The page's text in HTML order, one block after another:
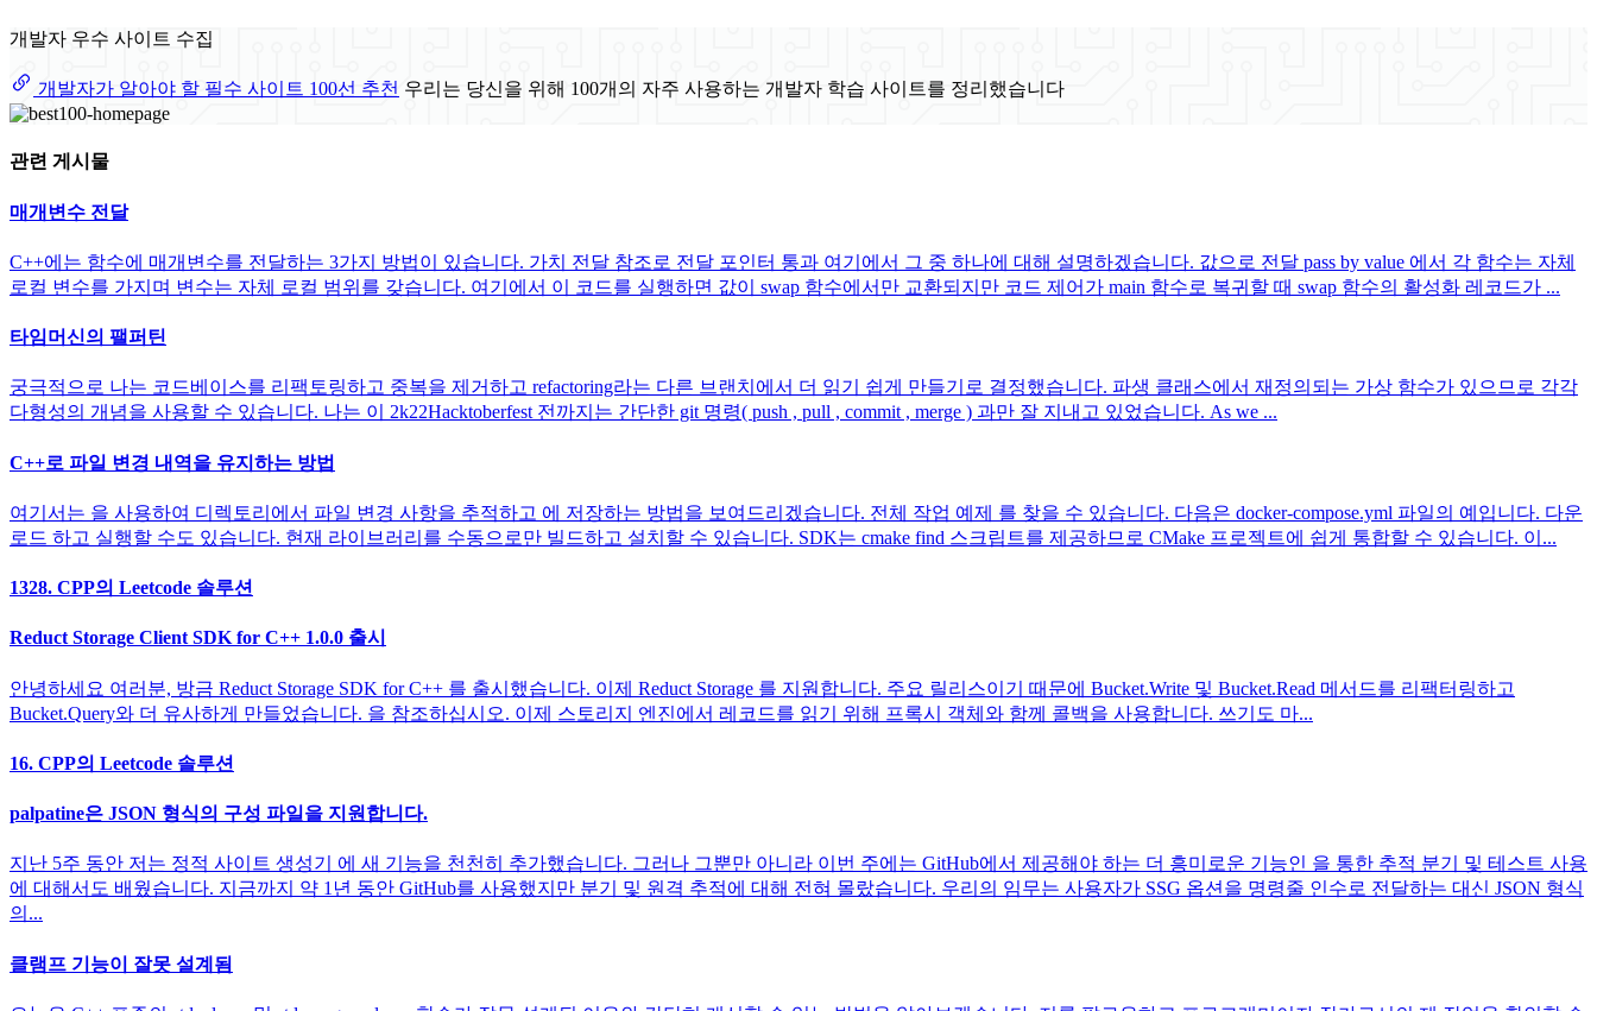
개발자 우수 사이트 수집
개발자가 알아야 할 필수 사이트 100선 추천 우리는 당신을 위해 100개의 자주 사용하는 개발자 학습 사이트를 정리했습니다
관련 게시물
매개변수 전달
C++에는 함수에 매개변수를 전달하는 3가지 방법이 있습니다. 가치 전달 참조로 전달 포인터 통과 여기에서 그 중 하나에 대해 설명하겠습니다. 값으로 전달 pass by value 에서 각 함수는 자체
로컬 변수를 가지며 변수는 자체 로컬 범위를 갖습니다. 여기에서 이 코드를 실행하면 값이 swap 함수에서만 교환되지만 코드 제어가 main 함수로 복귀할 때 swap 함수의 활성화 레코드가 ...
타임머신의 팰퍼틴
궁극적으로 나는 코드베이스를 리팩토링하고 중복을 제거하고 refactoring라는 다른 브랜치에서 더 읽기 쉽게 만들기로 결정했습니다. 파생 클래스에서 재정의되는 가상 함수가 있으므로 각각
다형성의 개념을 사용할 수 있습니다. 나는 이 2k22Hacktoberfest 전까지는 간단한 git 명령( push , pull , commit , merge ) 과만 잘 지내고 있었습니다. As we ...
C++로 파일 변경 내역을 유지하는 방법
여기서는 을 사용하여 디렉토리에서 파일 변경 사항을 추적하고 에 저장하는 방법을 보여드리겠습니다. 전체 작업 예제 를 찾을 수 있습니다. 다음은 docker-compose.yml 파일의 예입니다. 다운
로드 하고 실행할 수도 있습니다. 현재 라이브러리를 수동으로만 빌드하고 설치할 수 있습니다. SDK는 cmake find 스크립트를 제공하므로 CMake 프로젝트에 쉽게 통합할 수 있습니다. 이...
1328. CPP의 Leetcode 솔루션
Reduct Storage Client SDK for C++ 1.0.0 출시
안녕하세요 여러분, 방금 Reduct Storage SDK for C++ 를 출시했습니다. 이제 Reduct Storage 를 지원합니다. 주요 릴리스이기 때문에 Bucket.Write 및 Bucket.Read 메서드를 리팩터링하고
Bucket.Query와 더 유사하게 만들었습니다. 을 참조하십시오. 이제 스토리지 엔진에서 레코드를 읽기 위해 프록시 객체와 함께 콜백을 사용합니다. 쓰기도 마...
16. CPP의 Leetcode 솔루션
palpatine은 JSON 형식의 구성 파일을 지원합니다.
지난 5주 동안 저는 정적 사이트 생성기 에 새 기능을 천천히 추가했습니다. 그러나 그뿐만 아니라 이번 주에는 GitHub에서 제공해야 하는 더 흥미로운 기능인 을 통한 추적 분기 및 테스트 사용
에 대해서도 배웠습니다. 지금까지 약 1년 동안 GitHub를 사용했지만 분기 및 원격 추적에 대해 전혀 몰랐습니다. 우리의 임무는 사용자가 SSG 옵션을 명령줄 인수로 전달하는 대신 JSON 형식
의...
클램프 기능이 잘못 설계됨